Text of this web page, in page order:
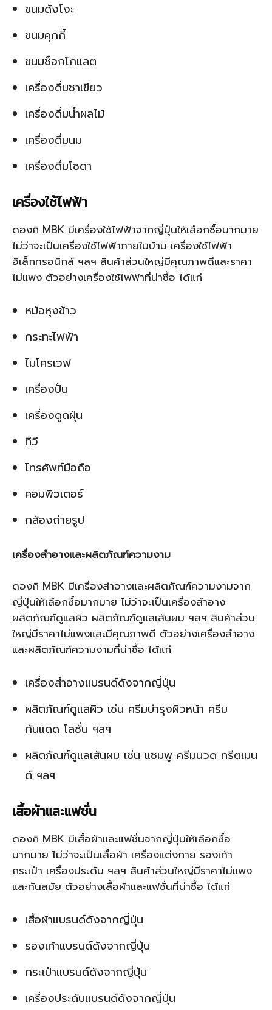
ขนมดังโงะ
ขนมคุกกี้
ขนมช็อกโกแลต
เครื่องดื่มชาเขียว
เครื่องดื่มน้ำผลไม้
เครื่องดื่มนม
เครื่องดื่มโซดา
เครื่องใช้ไฟฟ้า
ดองกิ MBK มีเครื่องใช้ไฟฟ้าจากญี่ปุ่นให้เลือกซื้อมากมาย
ไม่ว่าจะเป็นเครื่องใช้ไฟฟ้าภายในบ้าน เครื่องใช้ไฟฟ้า
อิเล็กทรอนิกส์ ฯลฯ สินค้าส่วนใหญ่มีคุณภาพดีและราคา
ไม่แพง ตัวอย่างเครื่องใช้ไฟฟ้าที่น่าซื้อ ได้แก่
หม้อหุงข้าว
กระทะไฟฟ้า
ไมโครเวฟ
เครื่องปั่น
เครื่องดูดฝุ่น
ทีวี
โทรศัพท์มือถือ
คอมพิวเตอร์
กล้องถ่ายรูป
เครื่องสำอางและผลิตภัณฑ์ความงาม
ดองกิ MBK มีเครื่องสำอางและผลิตภัณฑ์ความงามจาก
ญี่ปุ่นให้เลือกซื้อมากมาย ไม่ว่าจะเป็นเครื่องสำอาง
ผลิตภัณฑ์ดูแลผิว ผลิตภัณฑ์ดูแลเส้นผม ฯลฯ สินค้าส่วน
ใหญ่มีราคาไม่แพงและมีคุณภาพดี ตัวอย่างเครื่องสำอาง
และผลิตภัณฑ์ความงามที่น่าซื้อ ได้แก่
เครื่องสำอางแบรนด์ดังจากญี่ปุ่น
ผลิตภัณฑ์ดูแลผิว เช่น ครีมบำรุงผิวหน้า ครีม
กันแดด โลชั่น ฯลฯ
ผลิตภัณฑ์ดูแลเส้นผม เช่น แชมพู ครีมนวด ทรีตเมน
ต์ ฯลฯ
เสื้อผ้าและแฟชั่น
ดองกิ MBK มีเสื้อผ้าและแฟชั่นจากญี่ปุ่นให้เลือกซื้อ
มากมาย ไม่ว่าจะเป็นเสื้อผ้า เครื่องแต่งกาย รองเท้า
กระเป๋า เครื่องประดับ ฯลฯ สินค้าส่วนใหญ่มีราคาไม่แพง
และทันสมัย ตัวอย่างเสื้อผ้าและแฟชั่นที่น่าซื้อ ได้แก่
เสื้อผ้าแบรนด์ดังจากญี่ปุ่น
รองเท้าแบรนด์ดังจากญี่ปุ่น
กระเป๋าแบรนด์ดังจากญี่ปุ่น
เครื่องประดับแบรนด์ดังจากญี่ปุ่น